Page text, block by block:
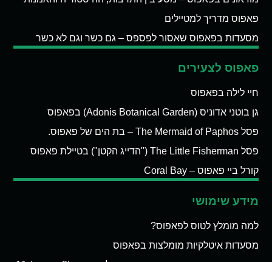
פאפוס מדריך למטיילים
מסעדות בפאפוס שאסור לפספס – גם כשר וגם לא כשר
פאפוס לצעירים
חיי לילה בפאפוס
גן בוטני אדוניס (Adonis Botanical Garden) בפאפוס
פסל The Mermaid of Paphos – בת הים של פאפוס.
פסל The Little Fisherman ("הדייג הקטן") בטיילת פאפוס
קורל ביי פאפוס – Coral Bay
מידע שימושי
למה מומלץ לטוס לפאפוס?
מסעדות איטלקיות מומלצות בפאפוס